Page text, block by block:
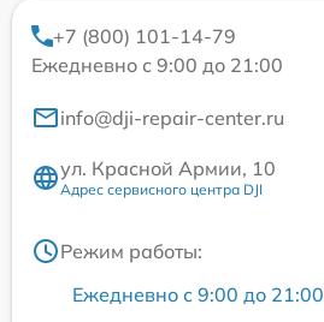
+7 (800) 101-14-79
Ежедневно с 9:00 до 21:00
info@dji-repair-center.ru
ул. Красной Армии, 10
Адрес сервисного центра DJI
Режим работы:
Ежедневно с 9:00 до 21:00